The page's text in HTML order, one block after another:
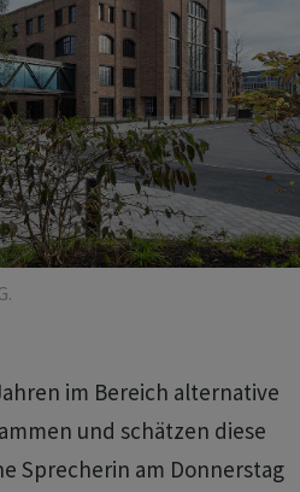
im Bereich alternative
und schätzen ‌diese
Sprecherin am Donnerstag